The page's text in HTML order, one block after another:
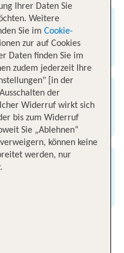
Heathrow
Ihrer Daten Sie
Weitere
Sie im Cookie-
zur auf Cookies
Daten finden Sie im
zudem jederzeit Ihre
[in der
der
Widerruf wirkt sich
bis zum Widerruf
Sie „Ablehnen“
können keine
werden, nur